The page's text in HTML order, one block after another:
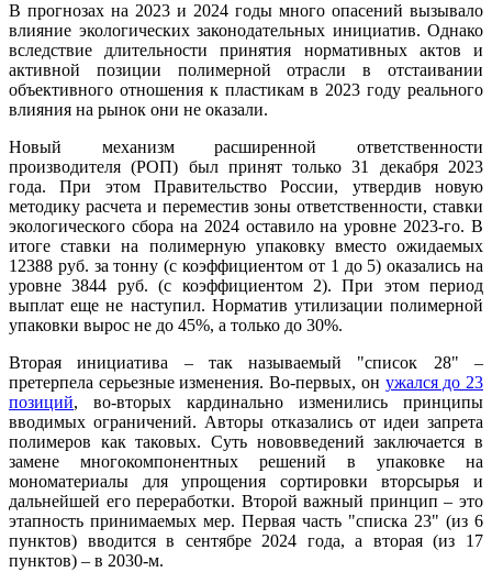
В прогнозах на 2023 и 2024 годы много опасений вызывало
влияние экологических законодательных инициатив. Однако
вследствие длительности принятия нормативных актов и
активной позиции полимерной отрасли в отстаивании
объективного отношения к пластикам в 2023 году реального
влияния на рынок они не оказали.
Новый механизм расширенной ответственности
производителя (РОП) был принят только 31 декабря 2023
года. При этом Правительство России, утвердив новую
методику расчета и переместив зоны ответственности, ставки
экологического сбора на 2024 оставило на уровне 2023-го. В
итоге ставки на полимерную упаковку вместо ожидаемых
12388 руб. за тонну (с коэффициентом от 1 до 5) оказались на
уровне 3844 руб. (с коэффициентом 2). При этом период
выплат еще не наступил. Норматив утилизации полимерной
упаковки вырос не до 45%, а только до 30%.
Вторая инициатива – так называемый "список 28" –
претерпела серьезные изменения. Во-первых, он ужался до 23
позиций, во-вторых кардинально изменились принципы
вводимых ограничений. Авторы отказались от идеи запрета
полимеров как таковых. Суть нововведений заключается в
замене многокомпонентных решений в упаковке на
мономатериалы для упрощения сортировки вторсырья и
дальнейшей его переработки. Второй важный принцип – это
этапность принимаемых мер. Первая часть "списка 23" (из 6
пунктов) вводится в сентябре 2024 года, а вторая (из 17
пунктов) – в 2030-м.